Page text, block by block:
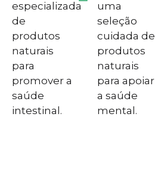
especializada
de
produtos
naturais
para
promover a
saúde
intestinal.
uma
seleção
cuidada de
produtos
naturais
para apoiar
a saúde
mental.